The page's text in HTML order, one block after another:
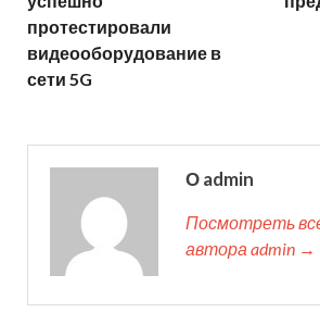
протестировали
видеооборудование в
сети 5G
О admin
Посмотреть
автора admin →